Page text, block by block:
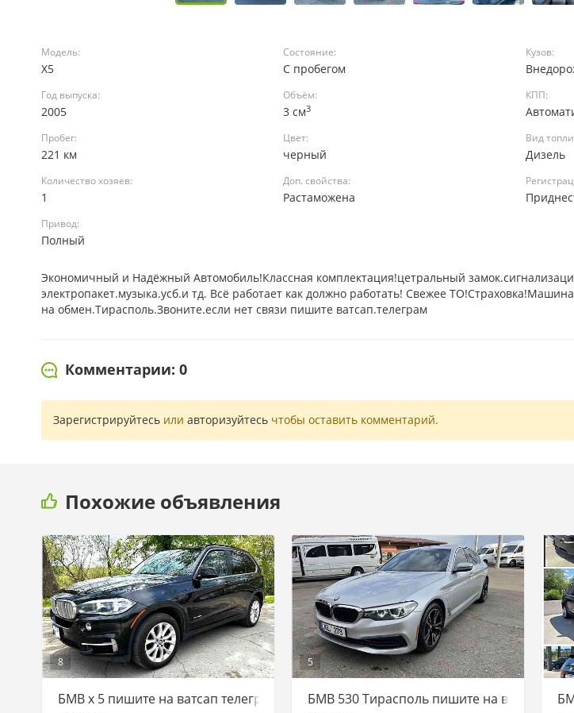
Модель:
X5
Состояние:
С пробегом
Кузов:
Год выпуска:
2005
Объём:
3 см3
КПП:
Пробег:
221 км
Цвет:
черный
Вид
Дизель
Количество хозяев:
1
Доп. свойства:
Растаможена
Привод:
Полный
Экономичный и Надёжный Автомобиль!Классная комплектация!цетральный
электропакет.музыка.усб.и тд. Всё работает как должно работать! Свежее
на обмен.Тирасполь.Звоните.если нет связи пишите ватсап.телеграм
Комментарии: 0
Зарегистрируйтесь или авторизуйтесь чтобы оставить комментарий.
Похожие объявления
8
БМВ х 5 пишите на ватсап телеграм 77751188
5
БМВ 530 Тирасполь пишите на ватсап